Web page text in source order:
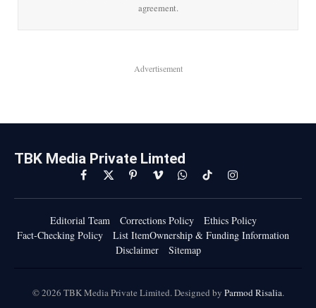
agreement.
Advertisement
TBK Media Private Limted
Facebook
X
(Twitter)
PinterestVimeoWhatsAppTikTokInstagram
Editorial Team Corrections Policy
Ethics Policy
Fact-Checking Policy
List ItemOwnership & Funding Information
Disclaimer
Sitemap
© 2026 TBK Media Private Limited. Designed by Parmod Risalia.